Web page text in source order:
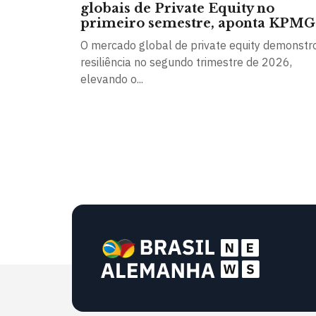
globais de Private Equity no
primeiro semestre, aponta KPMG
O mercado global de private equity
resiliência no segundo trimestre de 2026,
elevando o...